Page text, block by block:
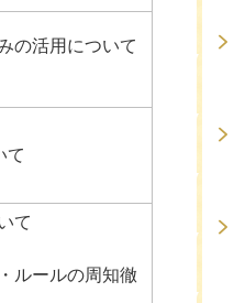
の活用について
て
て
ルールの周知徹